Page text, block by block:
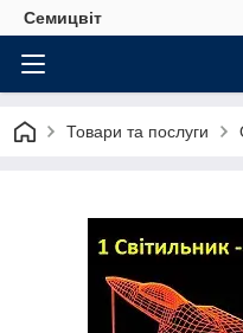
Семицвіт
Товари та послуги